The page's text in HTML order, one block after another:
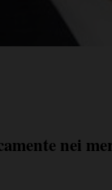
nei